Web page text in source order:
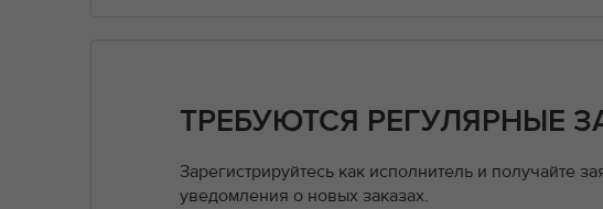
ТРЕБУЮТСЯ РЕГУЛЯРНЫЕ
Зарегистрируйтесь как исполнитель и получайте
уведомления о новых заказах.